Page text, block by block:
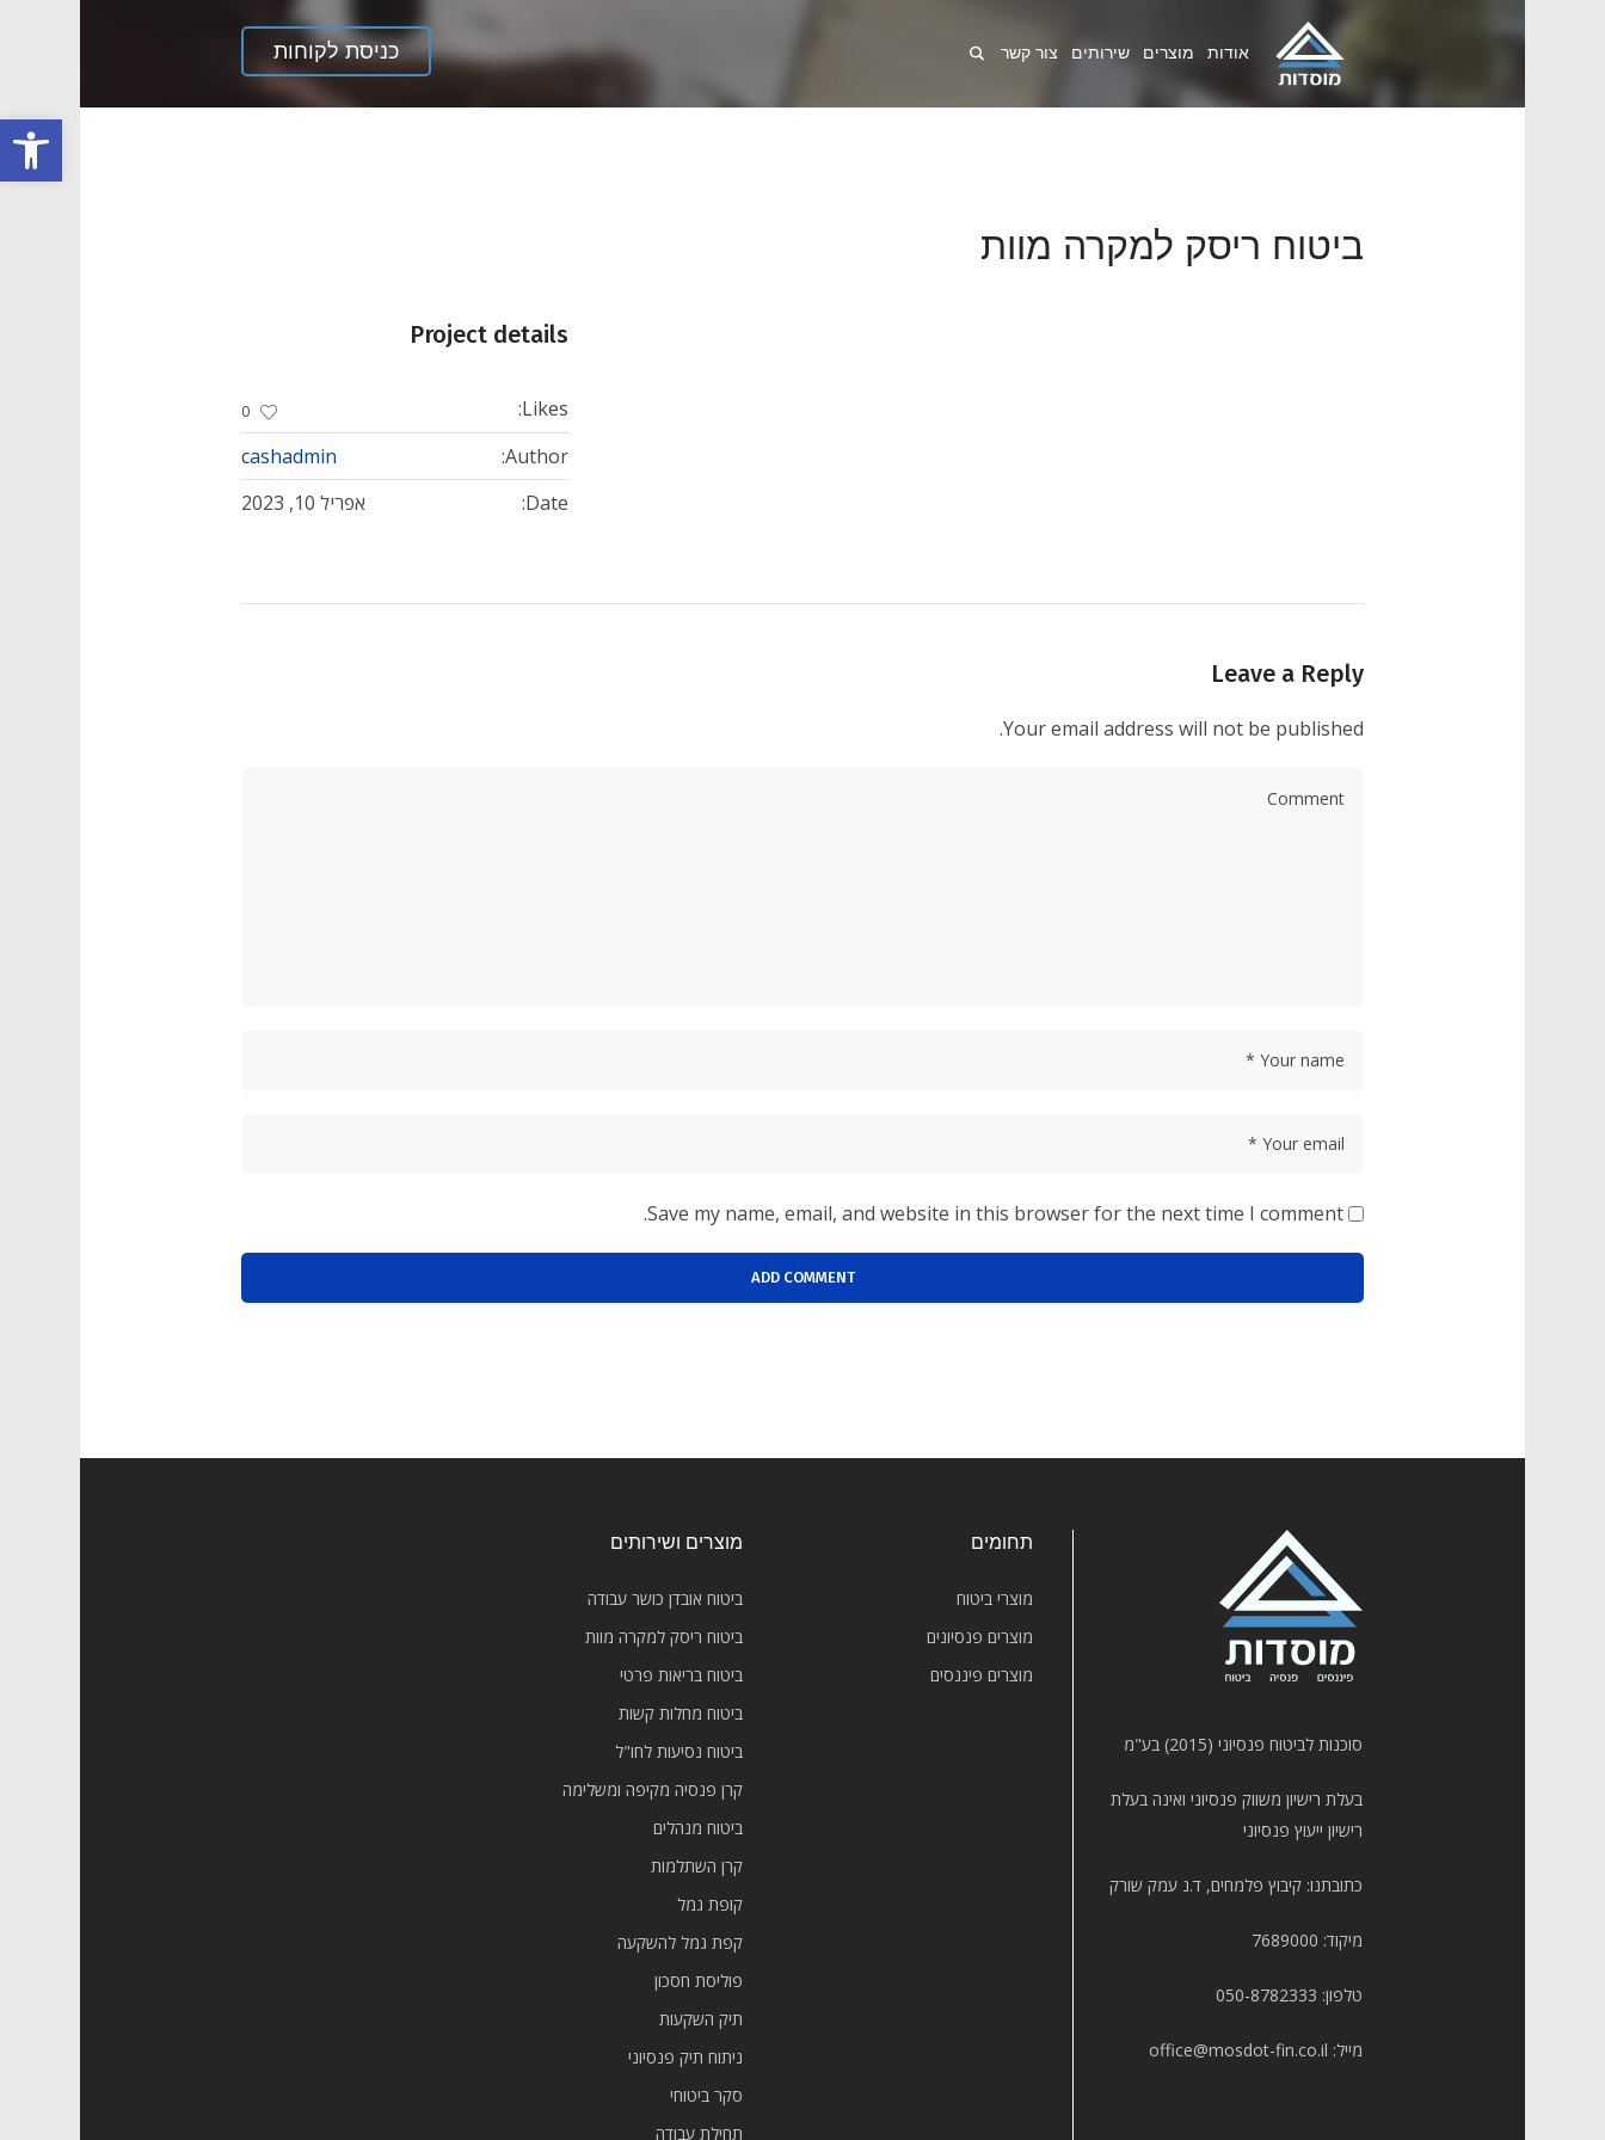
פתח
אודות מוצרים שירותים צור קשר כניסת לקוחות
ביטוח ריסק למקרה מוות
Project details
Likes:
0
Author:
cashadmin
Date:
אפריל 10, 2023
Leave a Reply
Your email address will not be published.
Save my name, email, and website in this browser for the next time I comment.
סוכנות לביטוח פנסיוני (2015) בע"מ
בעלת רישיון משווק פנסיוני ואינה בעלת
רישיון ייעוץ פנסיוני
כתובתנו: קיבוץ פלמחים, ד.נ עמק שורק
מיקוד: 7689000
טלפון: 050-8782333
מייל: office@mosdot-fin.co.il
תחומים
מוצרי ביטוח
מוצרים פנסיונים
מוצרים פיננסים
מוצרים ושירותים
ביטוח אובדן כושר עבודה
ביטוח ריסק למקרה מוות
ביטוח בריאות פרטי
ביטוח מחלות קשות
ביטוח נסיעות לחו"ל
קרן פנסיה מקיפה ומשלימה
ביטוח מנהלים
קרן השתלמות
קופת גמל
קפת גמל להשקעה
פוליסת חסכון
תיק השקעות
ניתוח תיק פנסיוני
סקר ביטוחי
תחילת עבודה